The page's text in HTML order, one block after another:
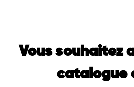
Vous souhaitez
catalogue